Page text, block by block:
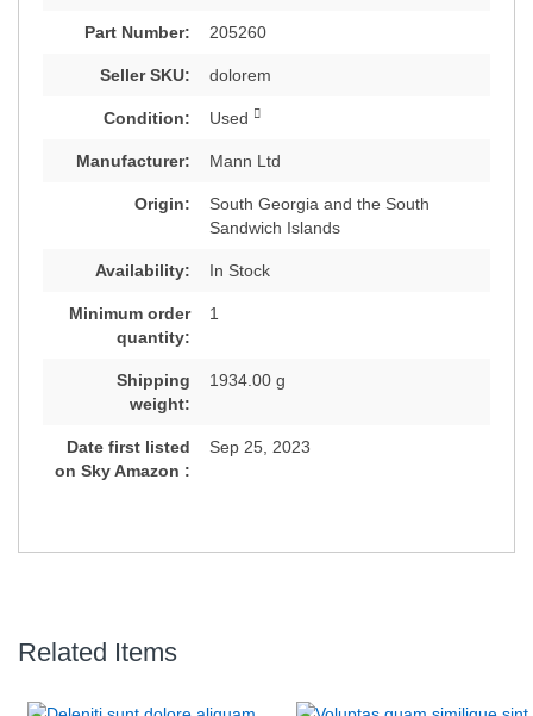
Part Number: 205260
Seller SKU: dolorem
Condition: Used
Manufacturer: Mann Ltd
Origin:
South Georgia and the South
Sandwich Islands
Availability: In Stock
Minimum order
quantity:
1
Shipping
weight:
1934.00 g
Date first listed
on Sky Amazon :
Sep 25, 2023
Related Items